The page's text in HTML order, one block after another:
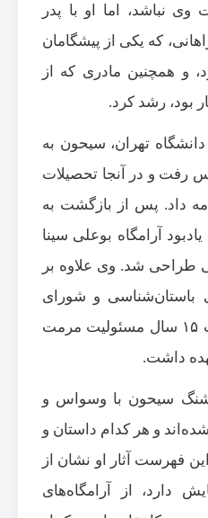
نباشد، اما او با پدر
که یکی از پیشگامان
و همچنین مادری که از
بود، رشد کرد.
تهران، سیحون به
رفت و در آنجا تحصیلات
داد. پس از بازگشت به
آرامگاه بوعلی سینا
طراحی شد. وی علاوه بر
و شورای
عالی شهرسازی، به مدت ۱۵ سال مسئولیت مرمت
داشت.
سیحون با وسواس و
و هر کدام داستان و
فهرست آثار او نشان از
دارد، از آرامگاه‌های